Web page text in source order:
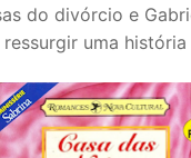
do divórcio e
uma